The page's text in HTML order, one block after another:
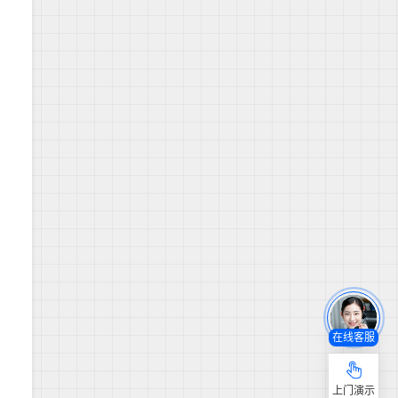
在线客服
上门演示